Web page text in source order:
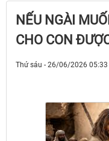
NẾU NGÀI
CHO CON
Thứ sáu - 26/06/2026 05:33